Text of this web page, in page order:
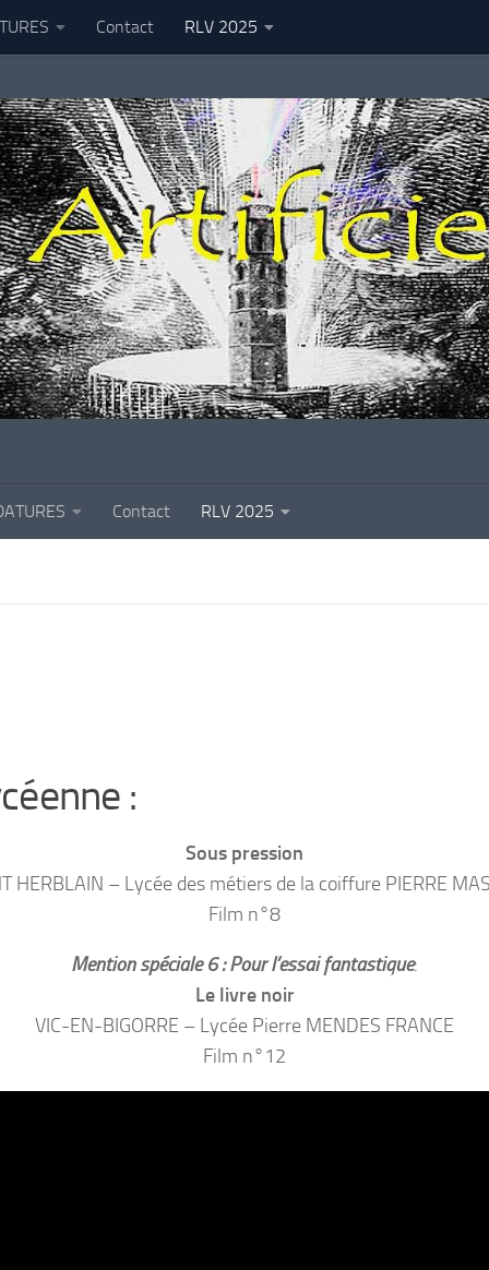
Contact RLV 2025
Contact RLV 2025
:
Sous pression
HERBLAIN – Lycée des métiers de la coiffure PIERRE
Film n°8
Mention spéciale 6 : Pour l’essai fantastique:
Le livre noir
VIC-EN-BIGORRE – Lycée Pierre MENDES FRANCE
Film n°12